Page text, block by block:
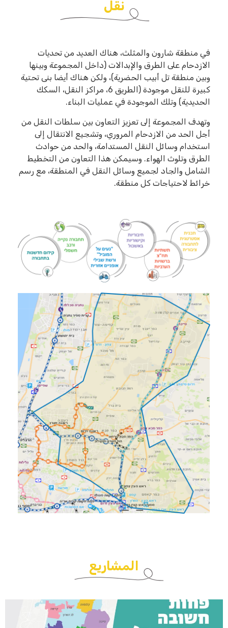
نقل
في منطقة شارون والمثلث، هناك العديد من تحديات
الازدحام على الطرق والإبدالات (داخل المجموعة وبينها
وبين منطقة تل أبيب الحضرية)، ولكن هناك أيضا بنى تحتية
كبيرة للنقل موجودة (الطريق 6، مراكز النقل، السكك
الحديدية) وتلك الموجودة في عمليات البناء.
وتهدف المجموعة إلى تعزيز التعاون بين سلطات النقل من
أجل الحد من الازدحام المروري، وتشجيع الانتقال إلى
استخدام وسائل النقل المستدامة، والحد من حوادث
الطرق وتلوث الهواء. وسيمكن هذا التعاون من التخطيط
الشامل والجاد لجميع وسائل النقل في المنطقة، مع رسم
خرائط لاحتياجات كل منطقة.
المشاريع